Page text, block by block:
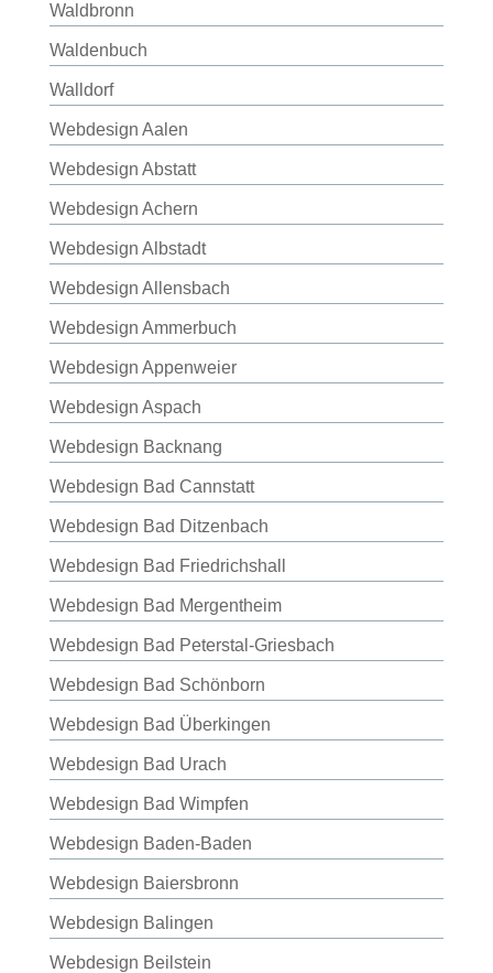
Waldbronn
Waldenbuch
Walldorf
Webdesign Aalen
Webdesign Abstatt
Webdesign Achern
Webdesign Albstadt
Webdesign Allensbach
Webdesign Ammerbuch
Webdesign Appenweier
Webdesign Aspach
Webdesign Backnang
Webdesign Bad Cannstatt
Webdesign Bad Ditzenbach
Webdesign Bad Friedrichshall
Webdesign Bad Mergentheim
Webdesign Bad Peterstal-Griesbach
Webdesign Bad Schönborn
Webdesign Bad Überkingen
Webdesign Bad Urach
Webdesign Bad Wimpfen
Webdesign Baden-Baden
Webdesign Baiersbronn
Webdesign Balingen
Webdesign Beilstein